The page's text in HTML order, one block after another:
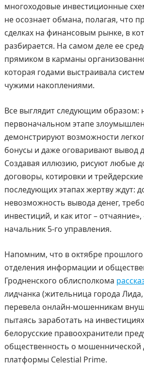
многоходовые инвестиционные
не осознает обмана, полагая, что
сделках на финансовым рынке, в
разбирается. На самом деле ее
прямиком в карманы
которая годами выстраивала
чужими накоплениями.
Все выглядит следующим образом:
первоначальном этапе
демонстрируют возможности
бонусы и даже оговаривают вывод
Создавая иллюзию, рисуют любые
договоры, котировки и
последующих этапах жертву ждут:
невозможность вывода денег,
инвестиций, и как итог –
начальник 5-го управления.
Напомним, что в октябре прошлого
отделения информации и
Гродненского облисполкома
лидчанка (жительница города
перевела онлайн-мошенникам
пытаясь заработать на
белорусские правоохранители
общественность о мошеннической
платформы Celestial Prime.